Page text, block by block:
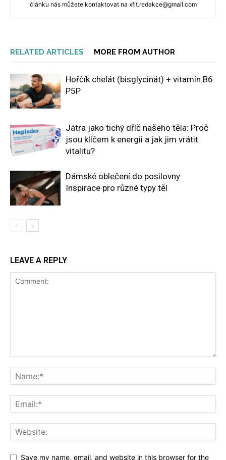
článku nás můžete kontaktovat na xfit.redakce@gmail.com
RELATED ARTICLES MORE FROM AUTHOR
Hořčík chelát (bisglycinát) + vitamín B6
P5P
Játra jako tichý dříč našeho těla: Proč
jsou klíčem k energii a jak jim vrátit
vitalitu?
Dámské oblečení do posilovny:
Inspirace pro různé typy těl
LEAVE A REPLY
Save my name, email, and website in this browser for the